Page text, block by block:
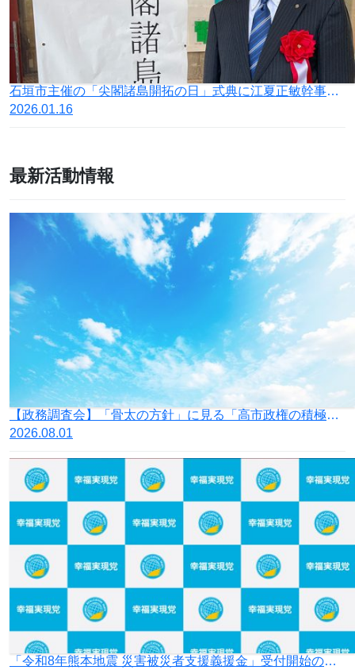
石垣市主催の「尖閣諸島開拓の日」式典に江夏正敏幹事長が出席
2026.01.16
最新活動情報
【政務調査会】「骨太の方針」に見る「高市政権の積極財政」の落とし穴
2026.08.01
「令和8年熊本地震 災害被災者支援義援金」受付開始のお知らせ